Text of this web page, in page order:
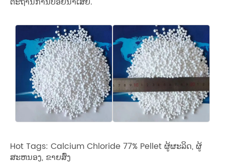
Hot Tags: Calcium Chloride 77% Pellet ຜູ້ຜະລິດ, ຜູ້
ສະຫນອງ, ຂາຍສົ່ງ